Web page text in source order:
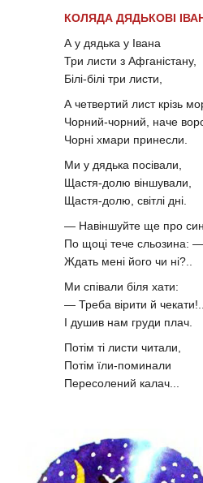
КОЛЯДА ДЯДЬКОВІ
А у дядька у Івана
Три листи з Афганістану,
Білі-білі три листи,
А четвертий лист крізь
Чорний-чорний, наче
Чорні хмари принесли.
Ми у дядька посівали,
Щастя-долю віншували,
Щастя-долю, світлі дні.
— Навіншуйте ще про
По щоці тече сльозина:
Ждать мені його чи ні?..
Ми співали біля хати:
— Треба вірити й
І душив нам груди плач.
Потім ті листи читали,
Потім їли-поминали
Пересолений калач...